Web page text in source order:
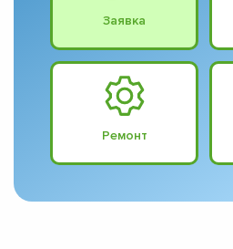
Заявка
Ремонт